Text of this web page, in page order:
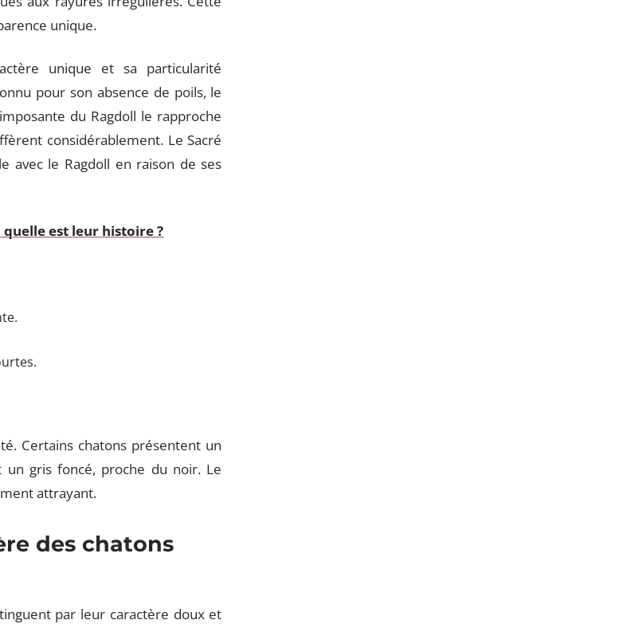
unique.
unique et sa particularité
pour son absence de poils, le
du Ragdoll le rapproche
considérablement. Le Sacré
avec le Ragdoll en raison de ses
quelle est leur histoire ?
Certains chatons présentent un
un gris foncé, proche du noir. Le
attrayant.
des chatons
par leur caractère doux et